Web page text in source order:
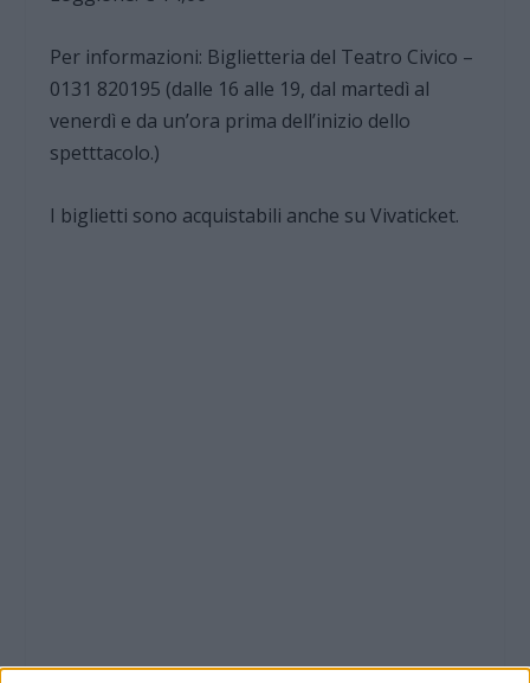
Per informazioni: Biglietteria del Teatro Civico –
0131 820195 (dalle 16 alle 19, dal martedì al
venerdì e da un’ora prima dell’inizio dello
spetttacolo.)
I biglietti sono acquistabili anche su Vivaticket.